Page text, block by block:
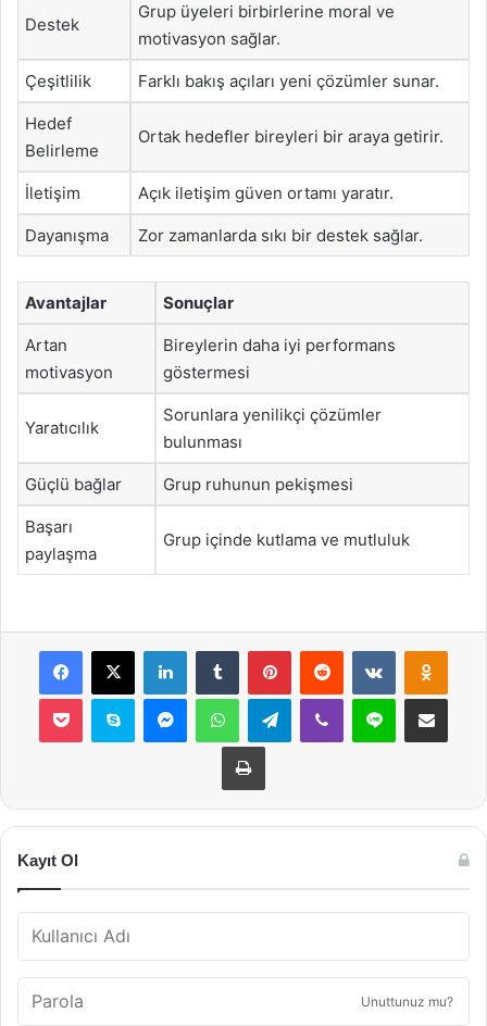
Destek
Grup üyeleri birbirlerine moral ve
motivasyon sağlar.
Çeşitlilik Farklı bakış açıları yeni çözümler sunar.
Hedef
Belirleme
Ortak hedefler bireyleri bir araya getirir.
İletişim Açık iletişim güven ortamı yaratır.
Dayanışma Zor zamanlarda sıkı bir destek sağlar.
Avantajlar Sonuçlar
Artan
motivasyon
Bireylerin daha iyi performans
göstermesi
Yaratıcılık
Sorunlara yenilikçi çözümler
bulunması
Güçlü bağlar Grup ruhunun pekişmesi
Başarı
paylaşma
Grup içinde kutlama ve mutluluk
Facebook
X LinkedInTumblr PinterestReddit VKontakte
Pocket Skype MessengerWhatsAppTelegramViber Line E-Posta ile
Yazdır
Kayıt Ol
Unuttunuz mu?